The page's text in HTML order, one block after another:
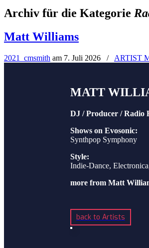
Archiv für die Kategorie
Matt Williams
2021_cmsmith am 7. Juli 2026 / ARTIST
MATT
DJ / Producer / Radio
Shows on Evosonic:
Synthpop Symphony
Style:
Indie-Dance,
more from Matt
back to Artists